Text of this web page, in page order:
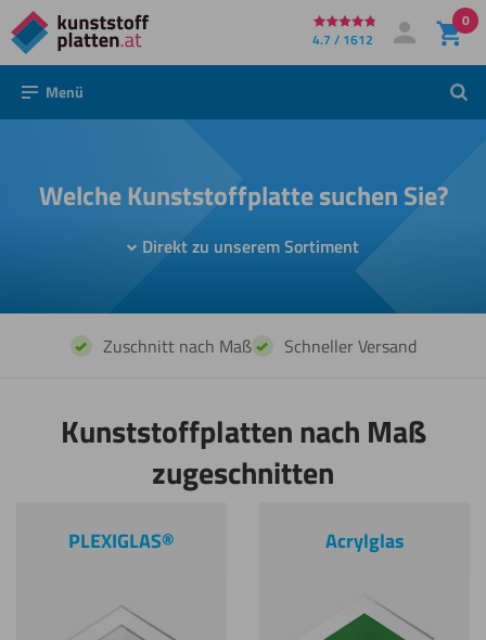
Direkt
zum
Inhalt
4.7 / 1612 Mein Konto
Anmelden
0
Menü
Welche Kunststoffplatte suchen Sie?
Direkt zu unserem Sortiment
Zuschnitt nach Maß Schneller Versand
Kunststoffplatten nach Maß
zugeschnitten
PLEXIGLAS® Acrylglas